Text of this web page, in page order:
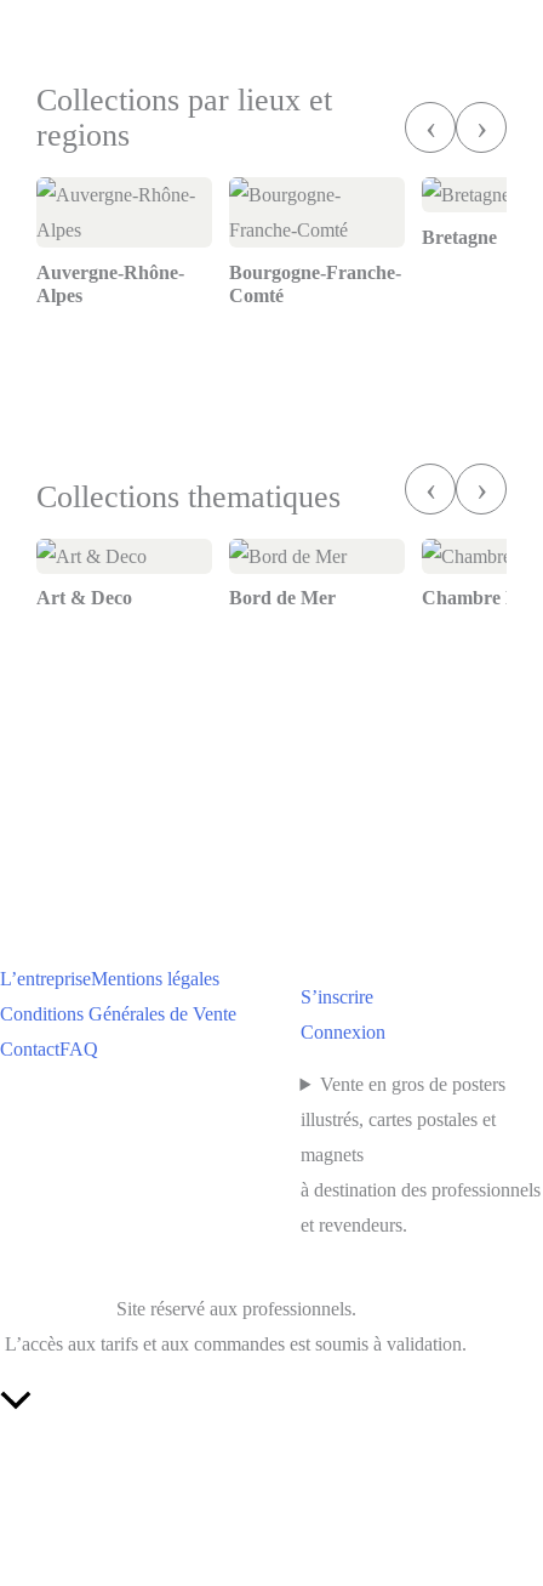
Collections par lieux et
regions
‹ ›
Auvergne-Rhône-
Alpes
Bourgogne-Franche-
Comté
Bretagne
Collections thematiques ‹ ›
Art & Deco Bord de Mer Chambre
L’entrepriseMentions légales
Conditions Générales de Vente
ContactFAQ
S’inscrire
Connexion
Vente en gros de posters
illustrés, cartes postales et
magnets
à destination des professionnels
et revendeurs.
Site réservé aux professionnels.
L’accès aux tarifs et aux commandes est soumis à validation.